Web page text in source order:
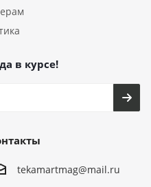
в курсе!
tekamartmag@mail.ru